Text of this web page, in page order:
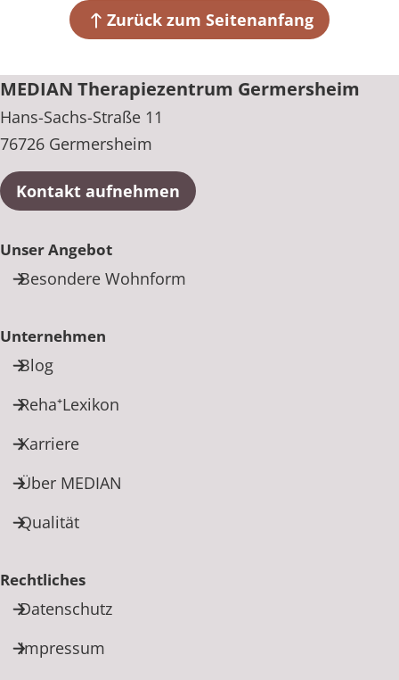
Zurück zum Seitenanfang
MEDIAN Therapiezentrum Germersheim
Hans-Sachs-Straße 11
76726 Germersheim
Kontakt aufnehmen
Unser Angebot
Besondere Wohnform
Unternehmen
Blog
Reha⁺Lexikon
Karriere
Über MEDIAN
Qualität
Rechtliches
Datenschutz
Impressum